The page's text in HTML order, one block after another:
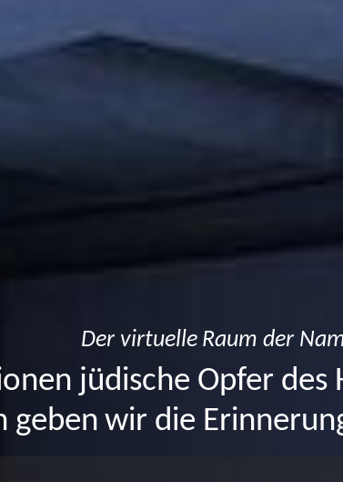
Der virtuelle Raum der
jüdische Opfer
geben wir die